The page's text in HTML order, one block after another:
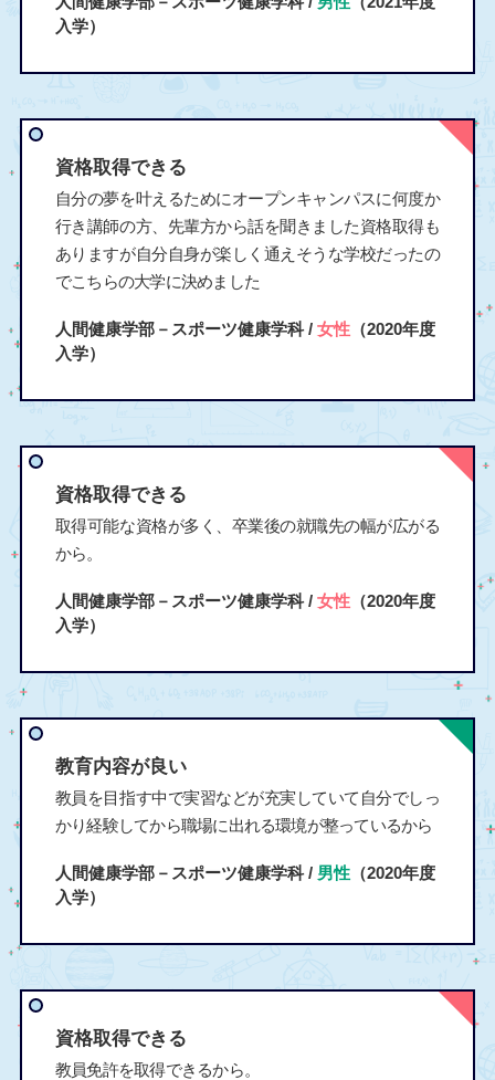
入学）
資格取得できる
自分の夢を叶えるためにオープンキャンパスに何度か
行き講師の方、先輩方から話を聞きました資格取得も
ありますが自分自身が楽しく通えそうな学校だったの
でこちらの大学に決めました
人間健康学部－スポーツ健康学科 / 女性（2020年度
入学）
資格取得できる
取得可能な資格が多く、卒業後の就職先の幅が広がる
から。
人間健康学部－スポーツ健康学科 / 女性（2020年度
入学）
教育内容が良い
教員を目指す中で実習などが充実していて自分でしっ
かり経験してから職場に出れる環境が整っているから
人間健康学部－スポーツ健康学科 / 男性（2020年度
入学）
資格取得できる
教員免許を取得できるから。